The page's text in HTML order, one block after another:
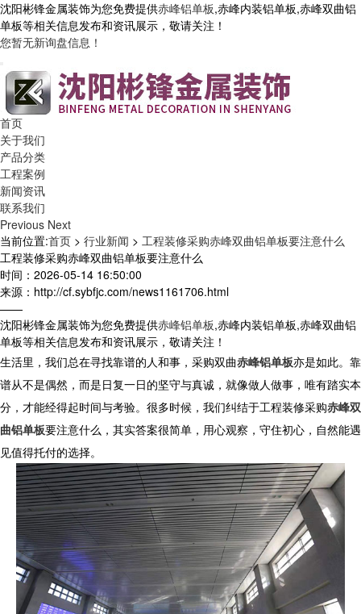
沈阳彬锋金属装饰为您免费提供赤峰铝单板,赤峰内装铝单板,赤峰双曲铝
单板等相关信息发布和资讯展示，敬请关注！
您暂无新询盘信息！
首页
关于我们
产品分类
工程案例
新闻资讯
联系我们
Previous Next
当前位置:首页 > 行业新闻 > 工程装修采购赤峰双曲铝单板要注意什么
工程装修采购赤峰双曲铝单板要注意什么
时间：2026-05-14 16:50:00
来源：http://cf.sybfjc.com/news1161706.html
——
沈阳彬锋金属装饰为您免费提供赤峰铝单板,赤峰内装铝单板,赤峰双曲铝
单板等相关信息发布和资讯展示，敬请关注！
生活里，我们总在寻找靠谱的人和事，采购双曲赤峰铝单板亦是如此。靠
谱从不是偶然，而是日复一日的坚守与真诚，就像做人做事，唯有踏实本
分，才能经得起时间与考验。很多时候，我们纠结于工程装修采购赤峰双
曲铝单板要注意什么，其实答案很简单，用心观察，守住初心，自然能遇
见值得托付的选择。